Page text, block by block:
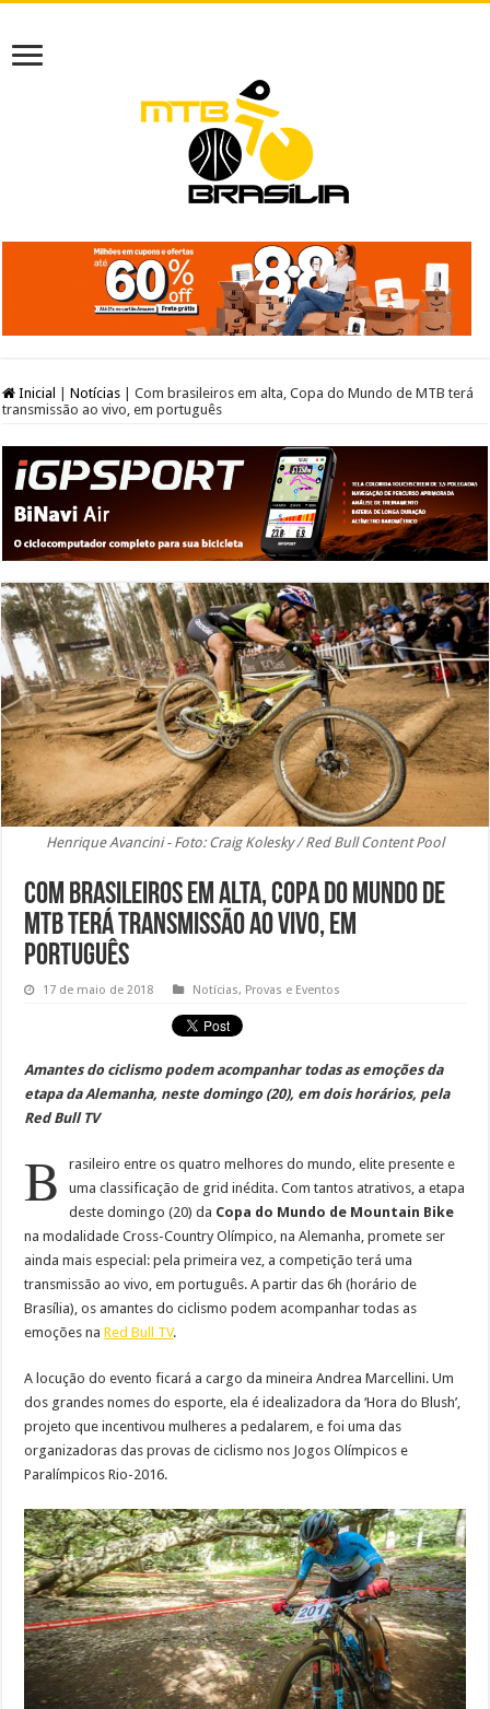
Inicial Notícias
Com brasileiros em alta, Copa do Mundo de MTB terá
transmissão ao vivo, em português
Henrique Avancini - Foto: Craig Kolesky / Red Bull Content Pool
Com brasileiros em alta, Copa do Mundo de
MTB terá transmissão ao vivo, em
português
17 de maio de 2018 Notícias, Provas e Eventos
Amantes do ciclismo podem acompanhar todas as emoções da
etapa da Alemanha, neste domingo (20), em dois horários, pela
Red Bull TV
B
rasileiro entre os quatro melhores do mundo, elite presente e
uma classificação de grid inédita. Com tantos atrativos, a etapa
deste domingo (20) da Copa do Mundo de Mountain Bike
na modalidade Cross-Country Olímpico, na Alemanha, promete ser
ainda mais especial: pela primeira vez, a competição terá uma
transmissão ao vivo, em português. A partir das 6h (horário de
Brasília), os amantes do ciclismo podem acompanhar todas as
emoções naRed Bull TV.
A locução do evento ficará a cargo da mineira Andrea Marcellini. Um
dos grandes nomes do esporte, ela é idealizadora da ‘Hora do Blush’,
projeto que incentivou mulheres a pedalarem, e foi uma das
organizadoras das provas de ciclismo nos Jogos Olímpicos e
Paralímpicos Rio-2016.